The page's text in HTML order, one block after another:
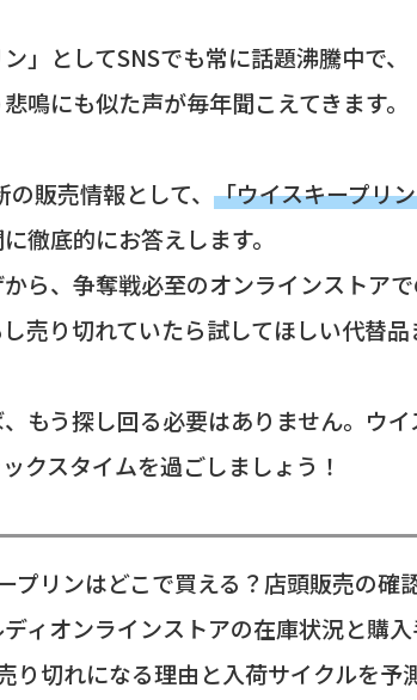
ン」としてSNSでも常に話題沸騰中で
鳴にも似た声が毎年聞こえてきます。
販売情報として、 「ウイスキープリ
徹底的にお答えします。
ら、争奪戦必至のオンラインストア
売り切れていたら試してほしい代替
もう探し回る必要はありません。ウ
クスタイムを過ごしましょう！
プリンはどこで買える？店頭販売の確
ィオンラインストアの在庫状況と購
り切れになる理由と入荷サイクルを予